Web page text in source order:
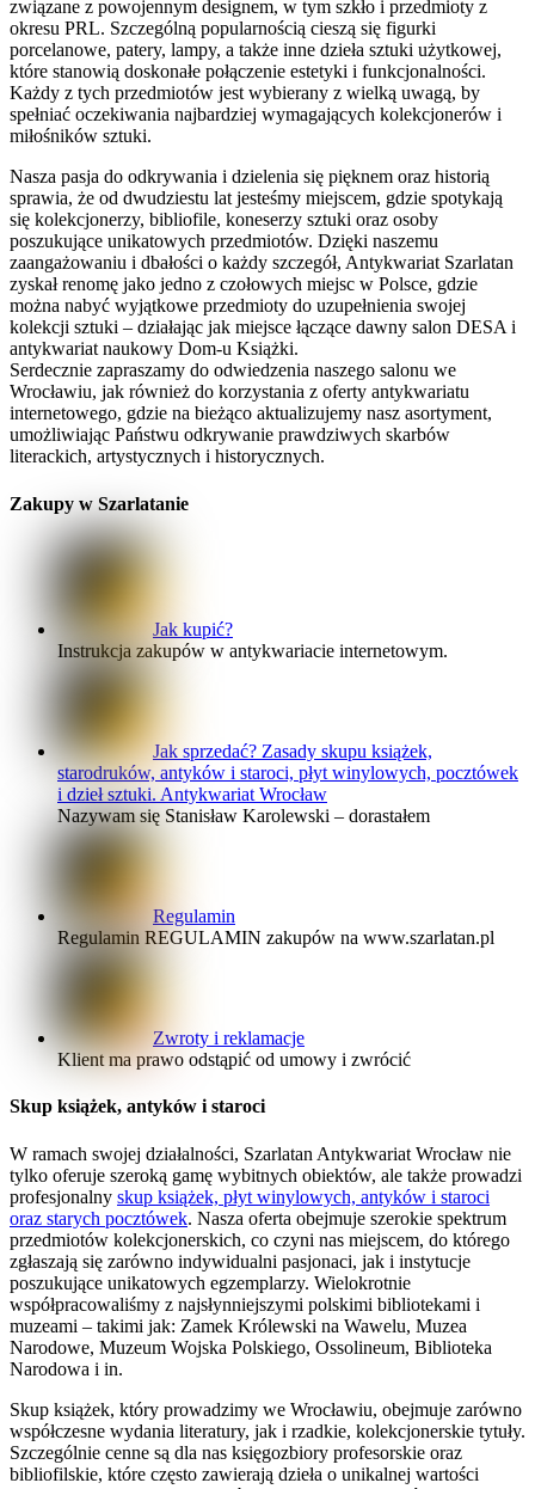
związane z powojennym designem, w tym szkło i przedmioty z
okresu PRL. Szczególną popularnością cieszą się figurki
porcelanowe, patery, lampy, a także inne dzieła sztuki użytkowej,
które stanowią doskonałe połączenie estetyki i funkcjonalności.
Każdy z tych przedmiotów jest wybierany z wielką uwagą, by
spełniać oczekiwania najbardziej wymagających kolekcjonerów i
miłośników sztuki.
Nasza pasja do odkrywania i dzielenia się pięknem oraz historią
sprawia, że od dwudziestu lat jesteśmy miejscem, gdzie spotykają
się kolekcjonerzy, bibliofile, koneserzy sztuki oraz osoby
poszukujące unikatowych przedmiotów. Dzięki naszemu
zaangażowaniu i dbałości o każdy szczegół, Antykwariat Szarlatan
zyskał renomę jako jedno z czołowych miejsc w Polsce, gdzie
można nabyć wyjątkowe przedmioty do uzupełnienia swojej
kolekcji sztuki – działając jak miejsce łączące dawny salon DESA i
antykwariat naukowy Dom-u Książki.
Serdecznie zapraszamy do odwiedzenia naszego salonu we
Wrocławiu, jak również do korzystania z oferty antykwariatu
internetowego, gdzie na bieżąco aktualizujemy nasz asortyment,
umożliwiając Państwu odkrywanie prawdziwych skarbów
literackich, artystycznych i historycznych.
Zakupy w Szarlatanie
Jak kupić?
Instrukcja zakupów w antykwariacie internetowym.
Jak sprzedać? Zasady skupu książek,
starodruków, antyków i staroci, płyt winylowych, pocztówek
i dzieł sztuki. Antykwariat Wrocław
Nazywam się Stanisław Karolewski – dorastałem
Regulamin
Regulamin REGULAMIN zakupów na www.szarlatan.pl
Zwroty i reklamacje
Klient ma prawo odstąpić od umowy i zwrócić
Skup książek, antyków i staroci
W ramach swojej działalności, Szarlatan Antykwariat Wrocław nie
tylko oferuje szeroką gamę wybitnych obiektów, ale także prowadzi
profesjonalny skup książek, płyt winylowych, antyków i staroci
oraz starych pocztówek. Nasza oferta obejmuje szerokie spektrum
przedmiotów kolekcjonerskich, co czyni nas miejscem, do którego
zgłaszają się zarówno indywidualni pasjonaci, jak i instytucje
poszukujące unikatowych egzemplarzy. Wielokrotnie
współpracowaliśmy z najsłynniejszymi polskimi bibliotekami i
muzeami – takimi jak: Zamek Królewski na Wawelu, Muzea
Narodowe, Muzeum Wojska Polskiego, Ossolineum, Biblioteka
Narodowa i in.
Skup książek, który prowadzimy we Wrocławiu, obejmuje zarówno
współczesne wydania literatury, jak i rzadkie, kolekcjonerskie tytuły.
Szczególnie cenne są dla nas księgozbiory profesorskie oraz
bibliofilskie, które często zawierają dzieła o unikalnej wartości